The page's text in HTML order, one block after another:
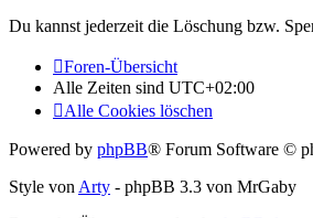
Du kannst jederzeit die Löschung bzw.
Foren-Übersicht
Alle Zeiten sind UTC+02:00
Alle Cookies löschen
Powered by phpBB® Forum Software ©
Style von Arty - phpBB 3.3 von MrGaby